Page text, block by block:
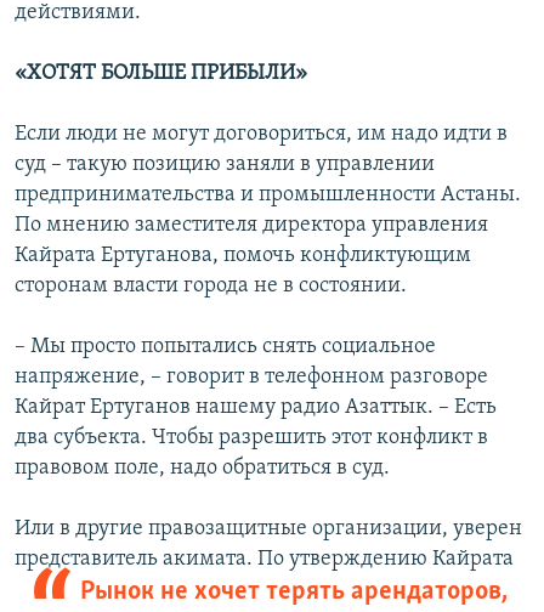
действиями.
«ХОТЯТ БОЛЬШЕ ПРИБЫЛИ»
Если люди не могут договориться, им надо идти в
суд – такую позицию заняли в управлении
предпринимательства и промышленности Астаны.
По мнению заместителя директора управления
Кайрата Ертуганова, помочь конфликтующим
сторонам власти города не в состоянии.
– Мы просто попытались снять социальное
напряжение, – говорит в телефонном разговоре
Кайрат Ертуганов нашему радио Азаттык. – Есть
два субъекта. Чтобы разрешить этот конфликт в
правовом поле, надо обратиться в суд.
Или в другие правозащитные организации, уверен
представитель акимата.
Рынок не хочет терять арендаторов,
По утверждению Кайрата